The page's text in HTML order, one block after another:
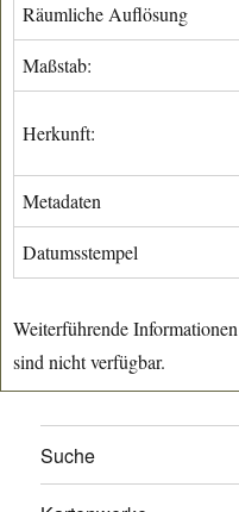
Räumliche Auflösung
Maßstab:
Herkunft:
Metadaten
Datumsstempel
Weiterführende
sind nicht verfügbar.
Suche